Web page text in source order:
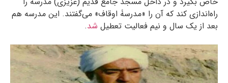
راه‌اندازی کند که آن را «مدرسۀ اوقاف» می‌گفتند. این مدرسه هم
بعد از یک سال و نیم فعالیت تعطیل شد.